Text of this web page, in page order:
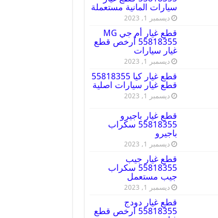
سيارات المانية مستعملة
ديسمبر 1, 2023
قطع غيار أم جي MG
55818355 أرخص قطع
غيار سيارات
ديسمبر 1, 2023
قطع غيار كيا 55818355
قطع غيار سيارات اصلية
ديسمبر 1, 2023
قطع غيار باجيرو
55818355 سكراب
باجيرو
ديسمبر 1, 2023
قطع غيار جيب
55818355 سكراب
جيب مستعمل
ديسمبر 1, 2023
قطع غيار دودج
55818355 ارخص قطع